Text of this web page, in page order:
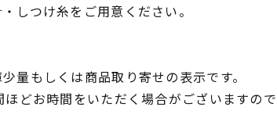
しつけ糸をご用意ください。
量もしくは商品取り寄せの表示です。
どお時間をいただく場合がございますので